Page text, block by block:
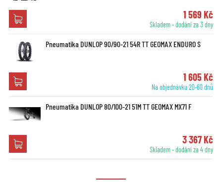
1 569 Kč
Skladem - dodání za 3 dny
Pneumatika DUNLOP 90/90-21 54R TT GEOMAX ENDURO S
1 605 Kč
Na objednávku 20-60 dnů
Pneumatika DUNLOP 80/100-21 51M TT GEOMAX MX71 F
3 367 Kč
Skladem - dodání za 4 dny